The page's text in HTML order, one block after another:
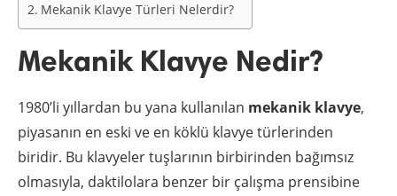
Mekanik Klavye Türleri Nelerdir?
Mekanik Klavye Nedir?
1980’li yıllardan bu yana kullanılan mekanik klavye,
piyasanın en eski ve en köklü klavye türlerinden
biridir. Bu klavyeler tuşlarının birbirinden bağımsız
olmasıyla, daktilolara benzer bir çalışma prensibine